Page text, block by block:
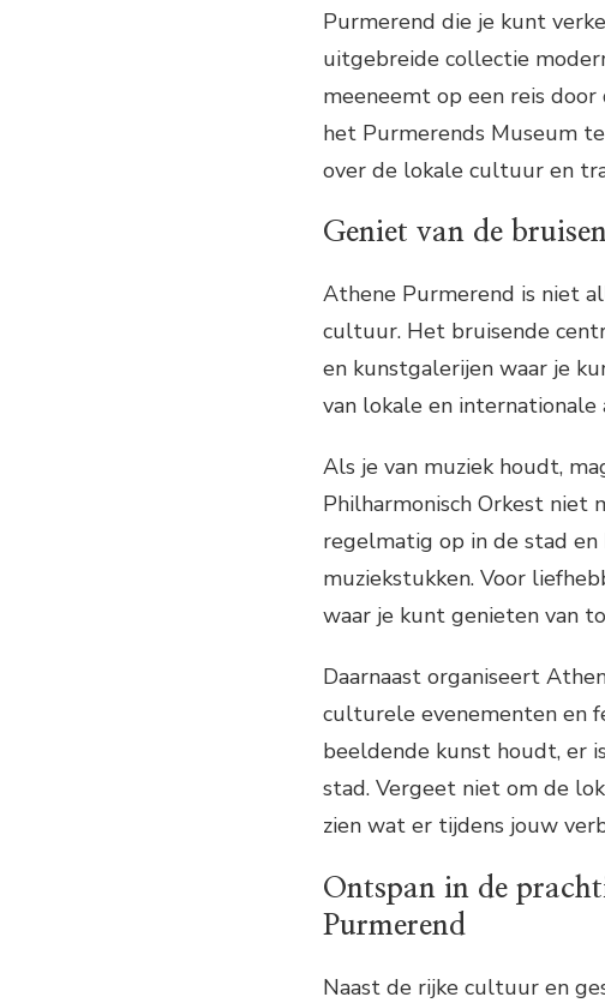
Purmerend die je kunt
uitgebreide collectie
meeneemt op een reis
het Purmerends Museum
over de lokale cultuur en
Geniet van de
Athene Purmerend is niet
cultuur. Het bruisende
en kunstgalerijen waar je
van lokale en internationale
Als je van muziek houdt,
Philharmonisch Orkest niet
regelmatig op in de stad en
muziekstukken. Voor
waar je kunt genieten van
Daarnaast organiseert
culturele evenementen en
beeldende kunst houdt, er
stad. Vergeet niet om de
zien wat er tijdens jouw
Ontspan in de
Purmerend
Naast de rijke cultuur en